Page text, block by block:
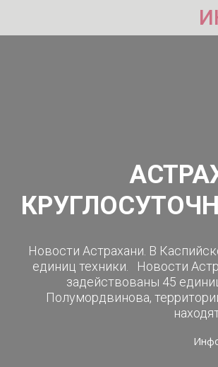
Новости Астрахани. В
единиц техники. Новости
задействованы 45
Полумордвинова,